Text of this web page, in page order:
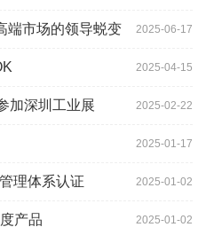
2025-06-17
端市场的领导蜕变
2025-04-15
2025-02-22
加深圳工业展
2025-01-17
2025-01-02
理体系认证
2025-01-02
产品